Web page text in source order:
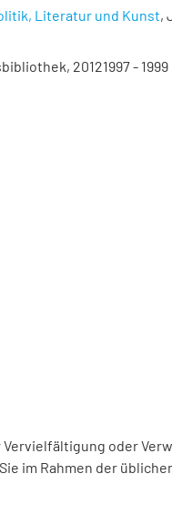
Literatur und Kunst,
20121997 - 1999
oder
Sie im Rahmen der